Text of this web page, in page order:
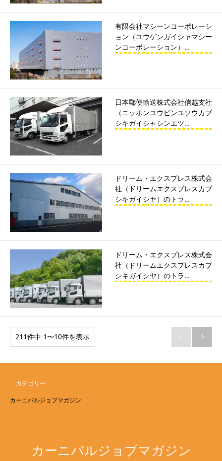
有限会社マシーンコーポレーシ
ョン（ユウゲンガイシャマシー
ンコーポレーション）…
日本郵便輸送株式会社信越支社
（ニッポンユウビンユソウカブ
シキガイシャシンエツ…
ドリーム・エクスプレス株式会
社（ドリームエクスプレスカブ
シキガイシヤ）のトラ…
ドリーム・エクスプレス株式会
社（ドリームエクスプレスカブ
シキガイシヤ）のトラ…
211件中 1〜10件を表示  
カテゴリー
カーニバルジョブマガジン
カーニバルジョブマガジン